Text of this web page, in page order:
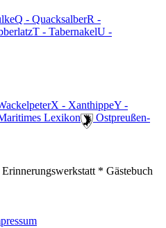
Q - QuacksalberR -
T - TabernakelU -
X - XanthippeY -
Lexikon
️ Ostpreußen-
* Gästebuch